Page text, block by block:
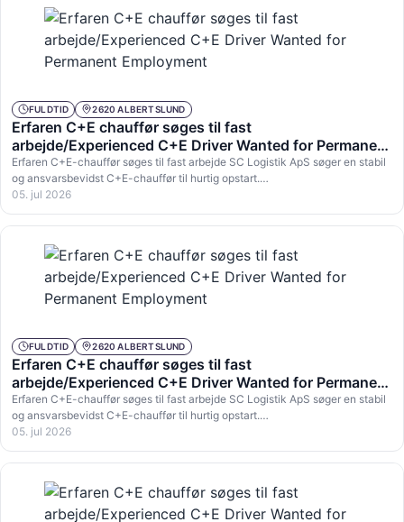
FULDTID 2620 ALBERTSLUND
Erfaren C+E chauffør søges til fast
arbejde/Experienced C+E Driver Wanted for Permanent
Employment
Erfaren C+E-chauffør søges til fast arbejde SC Logistik ApS søger en stabil
og ansvarsbevidst C+E-chauffør til hurtig opstart.…
05. jul 2026
FULDTID 2620 ALBERTSLUND
Erfaren C+E chauffør søges til fast
arbejde/Experienced C+E Driver Wanted for Permanent
Employment
Erfaren C+E-chauffør søges til fast arbejde SC Logistik ApS søger en stabil
og ansvarsbevidst C+E-chauffør til hurtig opstart.…
05. jul 2026